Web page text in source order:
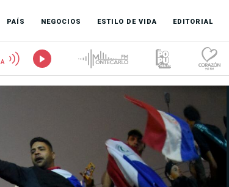
PAÍS NEGOCIOS ESTILO DE VIDA EDITORIAL